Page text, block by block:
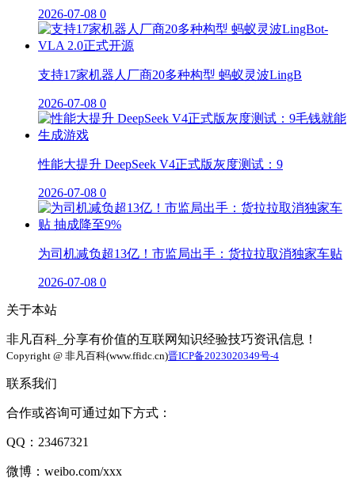
2026-07-08 0
支持17家机器人厂商20多种构型 蚂蚁灵波LingB
2026-07-08 0
性能大提升 DeepSeek V4正式版灰度测试：9
2026-07-08 0
为司机减负超13亿！市监局出手：货拉拉取消独家车贴
2026-07-08 0
关于本站
非凡百科_分享有价值的互联网知识经验技巧资讯信息！
Copyright @ 非凡百科(www.ffidc.cn)晋ICP备2023020349号-4
联系我们
合作或咨询可通过如下方式：
QQ：23467321
微博：weibo.com/xxx